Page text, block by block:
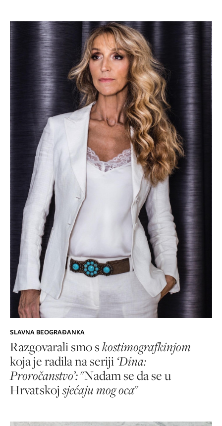
SLAVNA BEOGRAĐANKA
Razgovarali smo skostimografkinjom
koja je radila na seriji ‘Dina:
Proročanstvo’:"Nadam se da se u
Hrvatskoj sjećaju mog oca"